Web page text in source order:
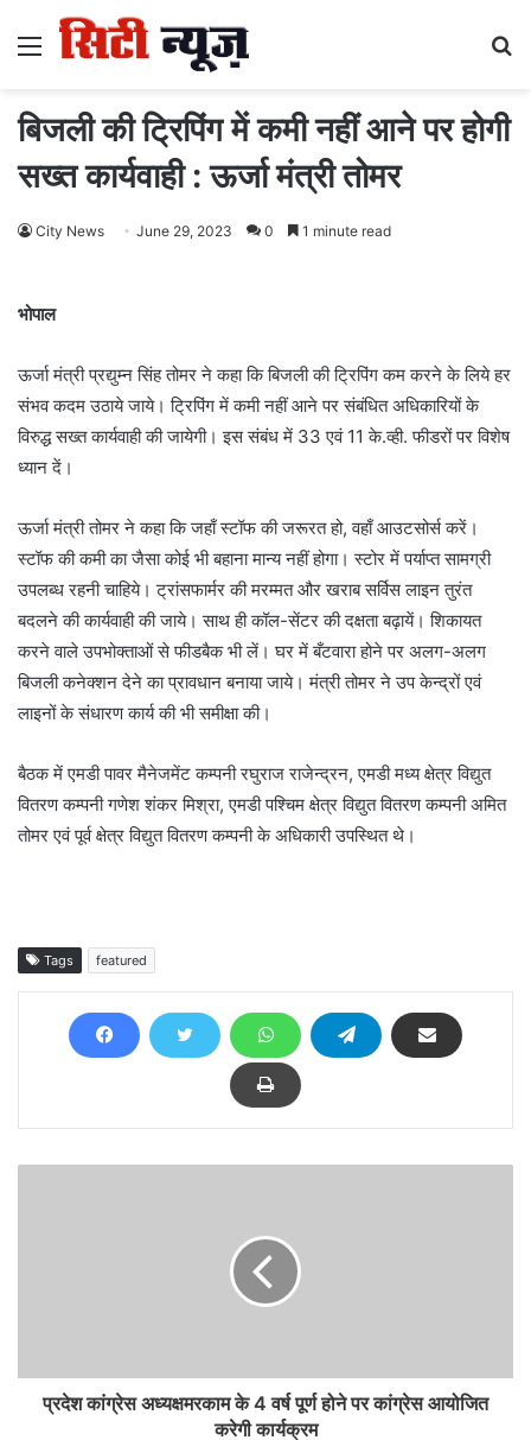
Menu
बिजली की ट्रिपिंग में कमी नहीं आने पर होगी
सख्त कार्यवाही : ऊर्जा मंत्री तोमर
City News June 29, 2023 0 1 minute read
भोपाल
ऊर्जा मंत्री प्रद्युम्न सिंह तोमर ने कहा कि बिजली की ट्रिपिंग कम करने के लिये हर
संभव कदम उठाये जाये। ट्रिपिंग में कमी नहीं आने पर संबंधित अधिकारियों के
विरुद्ध सख्त कार्यवाही की जायेगी। इस संबंध में 33 एवं 11 के.व्ही. फीडरों पर विशेष
ध्यान दें।
ऊर्जा मंत्री तोमर ने कहा कि जहाँ स्टॉफ की जरूरत हो, वहाँ आउटसोर्स करें।
स्टॉफ की कमी का जैसा कोई भी बहाना मान्य नहीं होगा। स्टोर में पर्याप्त सामग्री
उपलब्ध रहनी चाहिये। ट्रांसफार्मर की मरम्मत और खराब सर्विस लाइन तुरंत
बदलने की कार्यवाही की जाये। साथ ही कॉल-सेंटर की दक्षता बढ़ायें। शिकायत
करने वाले उपभोक्ताओं से फीडबैक भी लें। घर में बँटवारा होने पर अलग-अलग
बिजली कनेक्शन देने का प्रावधान बनाया जाये। मंत्री तोमर ने उप केन्द्रों एवं
लाइनों के संधारण कार्य की भी समीक्षा की।
बैठक में एमडी पावर मैनेजमेंट कम्पनी रघुराज राजेन्द्रन, एमडी मध्य क्षेत्र विद्युत
वितरण कम्पनी गणेश शंकर मिश्रा, एमडी पश्चिम क्षेत्र विद्युत वितरण कम्पनी अमित
तोमर एवं पूर्व क्षेत्र विद्युत वितरण कम्पनी के अधिकारी उपस्थित थे।
Tags featured
प्रदेश कांग्रेस अध्यक्षमरकाम के 4 वर्ष पूर्ण होने पर कांग्रेस आयोजित
करेगी कार्यक्रम